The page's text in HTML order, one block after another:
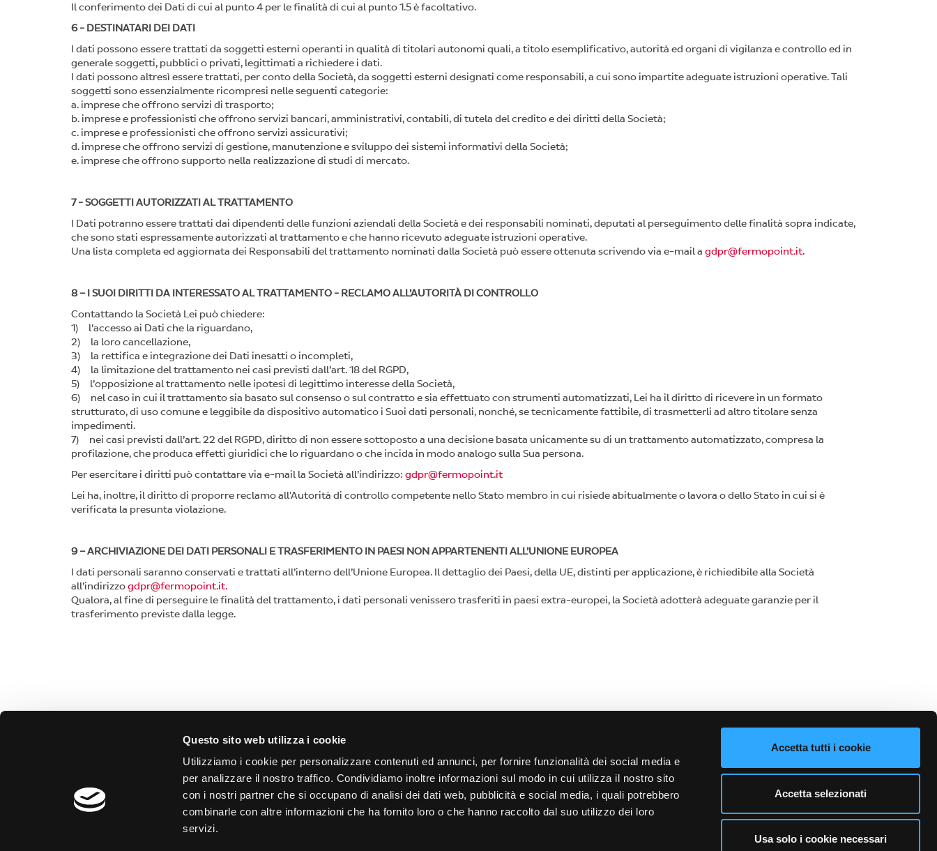
Questo sito web utilizza i cookie
Utilizziamo i cookie per personalizzare contenuti ed annunci, per fornire funzionalità dei social media e
per analizzare il nostro traffico. Condividiamo inoltre informazioni sul modo in cui utilizza il nostro sito
con i nostri partner che si occupano di analisi dei dati web, pubblicità e social media, i quali potrebbero
combinarle con altre informazioni che ha fornito loro o che hanno raccolto dal suo utilizzo dei loro
servizi.
Accetta tutti i cookie
Accetta selezionati
Usa solo i cookie necessari
Il conferimento dei Dati di cui al punto 4 per le finalità di cui al punto 1.5 è facoltativo.
6 - DESTINATARI DEI DATI
I dati possono essere trattati da soggetti esterni operanti in qualità di titolari autonomi quali, a titolo esemplificativo, autorità ed organi di vigilanza e controllo ed in
generale soggetti, pubblici o privati, legittimati a richiedere i dati.
I dati possono altresì essere trattati, per conto della Società, da soggetti esterni designati come responsabili, a cui sono impartite adeguate istruzioni operative. Tali
soggetti sono essenzialmente ricompresi nelle seguenti categorie:
a. imprese che offrono servizi di trasporto;
b. imprese e professionisti che offrono servizi bancari, amministrativi, contabili, di tutela del credito e dei diritti della Società;
c. imprese e professionisti che offrono servizi assicurativi;
d. imprese che offrono servizi di gestione, manutenzione e sviluppo dei sistemi informativi della Società;
e. imprese che offrono supporto nella realizzazione di studi di mercato.
7 - SOGGETTI AUTORIZZATI AL TRATTAMENTO
I Dati potranno essere trattati dai dipendenti delle funzioni aziendali della Società e dei responsabili nominati, deputati al perseguimento delle finalità sopra indicate,
che sono stati espressamente autorizzati al trattamento e che hanno ricevuto adeguate istruzioni operative.
Una lista completa ed aggiornata dei Responsabili del trattamento nominati dalla Società può essere ottenuta scrivendo via e-mail a gdpr@fermopoint.it.
8 – I SUOI DIRITTI DA INTERESSATO AL TRATTAMENTO - RECLAMO ALL’AUTORITÀ DI CONTROLLO
Contattando la Società Lei può chiedere:
1) l’accesso ai Dati che la riguardano,
2) la loro cancellazione,
3) la rettifica e integrazione dei Dati inesatti o incompleti,
4) la limitazione del trattamento nei casi previsti dall’art. 18 del RGPD,
5) l’opposizione al trattamento nelle ipotesi di legittimo interesse della Società,
6) nel caso in cui il trattamento sia basato sul consenso o sul contratto e sia effettuato con strumenti automatizzati, Lei ha il diritto di ricevere in un formato
strutturato, di uso comune e leggibile da dispositivo automatico i Suoi dati personali, nonché, se tecnicamente fattibile, di trasmetterli ad altro titolare senza
impedimenti.
7) nei casi previsti dall’art. 22 del RGPD, diritto di non essere sottoposto a una decisione basata unicamente su di un trattamento automatizzato, compresa la
profilazione, che produca effetti giuridici che lo riguardano o che incida in modo analogo sulla Sua persona.
Per esercitare i diritti può contattare via e-mail la Società all’indirizzo: gdpr@fermopoint.it
Lei ha, inoltre, il diritto di proporre reclamo all'Autorità di controllo competente nello Stato membro in cui risiede abitualmente o lavora o dello Stato in cui si è
verificata la presunta violazione.
9 – ARCHIVIAZIONE DEI DATI PERSONALI E TRASFERIMENTO IN PAESI NON APPARTENENTI ALL’UNIONE EUROPEA
I dati personali saranno conservati e trattati all’interno dell’Unione Europea. Il dettaglio dei Paesi, della UE, distinti per applicazione, è richiedibile alla Società
all’indirizzogdpr@fermopoint.it.
Qualora, al fine di perseguire le finalità del trattamento, i dati personali venissero trasferiti in paesi extra-europei, la Società adotterà adeguate garanzie per il
trasferimento previste dalla legge.
Sede legale
Piazzale Luigi Cadorna n.4
PRIVATI
>Trova punti di ritiro e spedizione
>FAQ
IL RITIRO
NEGOZI
>Come diventare fermopoint
>Ospita un BRT Locker
Diventa Amazon Hub Counter
>Ospita un Amazon Locker